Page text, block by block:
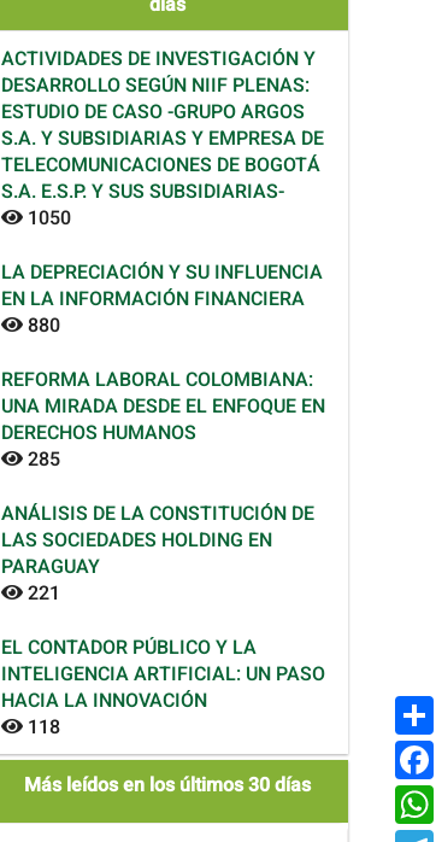
ACTIVIDADES DE INVESTIGACIÓN Y
DESARROLLO SEGÚN NIIF PLENAS:
ESTUDIO DE CASO -GRUPO ARGOS
S.A. Y SUBSIDIARIAS Y EMPRESA DE
TELECOMUNICACIONES DE BOGOTÁ
S.A. E.S.P. Y SUS SUBSIDIARIAS-
1050
LA DEPRECIACIÓN Y SU INFLUENCIA
EN LA INFORMACIÓN FINANCIERA
880
REFORMA LABORAL COLOMBIANA:
UNA MIRADA DESDE EL ENFOQUE EN
DERECHOS HUMANOS
285
ANÁLISIS DE LA CONSTITUCIÓN DE
LAS SOCIEDADES HOLDING EN
PARAGUAY
221
EL CONTADOR PÚBLICO Y LA
INTELIGENCIA ARTIFICIAL: UN PASO
HACIA LA INNOVACIÓN
118
mas_leidos
Más leídos en los últimos 30 días